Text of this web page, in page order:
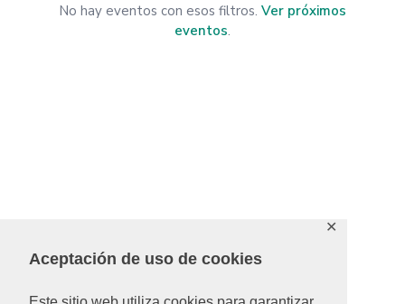
Aceptación de uso de cookies
✕
No hay eventos con esos filtros. Ver próximos
eventos.